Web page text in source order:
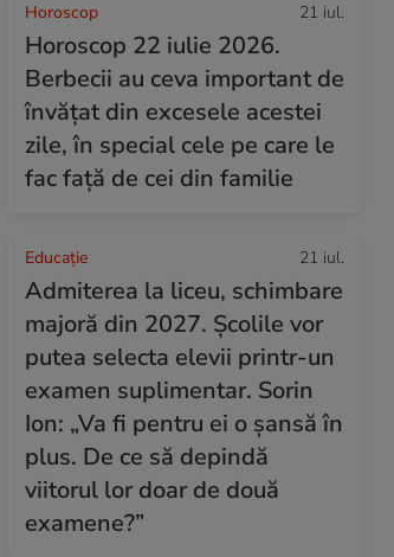
Horoscop 21 iul.
Horoscop 22 iulie 2026.
Berbecii au ceva important de
învățat din excesele acestei
zile, în special cele pe care le
fac față de cei din familie
Educație 21 iul.
Admiterea la liceu, schimbare
majoră din 2027. Școlile vor
putea selecta elevii printr-un
examen suplimentar. Sorin
Ion: „Va fi pentru ei o șansă în
plus. De ce să depindă
viitorul lor doar de două
examene?”